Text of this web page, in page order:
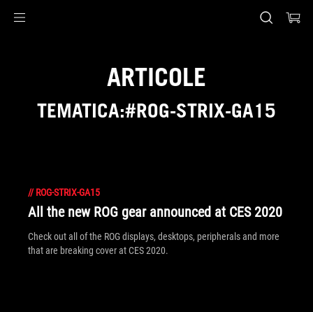
ARTICOLE
TEMATICA:#ROG-STRIX-GA15
// ROG-STRIX-GA15
All the new ROG gear announced at CES 2020
Check out all of the ROG displays, desktops, peripherals and more
that are breaking cover at CES 2020.